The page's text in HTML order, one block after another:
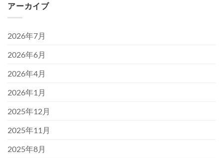
アーカイブ
2026年7月
2026年6月
2026年4月
2026年1月
2025年12月
2025年11月
2025年8月